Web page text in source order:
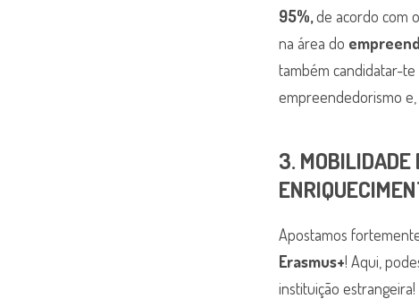
95%,de acordo com
na área do
também candidatar-te
empreendedorismo e,
3. MOBILIDADE
Apostamos
Erasmus+! Aqui,
instituição